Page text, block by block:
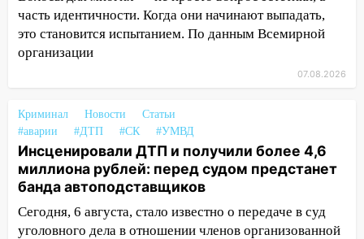
15:47 На улице Радищева сбили
курьера: крупная авария в Ульяновске
Проводил до квартиры и ограбил:
рецидивистом
14:26
В Ульяновске ограничат движение
по улице Ефремова
14:23 67% ульяновцев готовы
передумать увольняться, если им
повысят зарплату
часть идентичности. Когда они начинают выпадать,
это становится испытанием. По данным Всемирной
организации
07.08.2026
Криминал Новости
Статьи
#аварии
#ДТП #СК #УМВД
Инсценировали ДТП и получили более 4,6
миллиона рублей: перед судом предстанет
банда автоподставщиков
Сегодня, 6 августа, стало известно о передаче в суд
уголовного дела в отношении членов организованной